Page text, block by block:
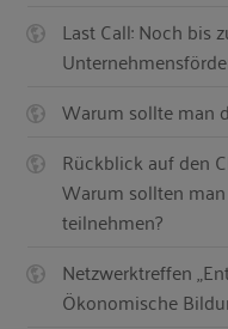
Last Call: Noch bis
Warum sollte man
Rückblick auf den
Warum sollten
teilnehmen?
Netzwerktreffen
Ökonomische